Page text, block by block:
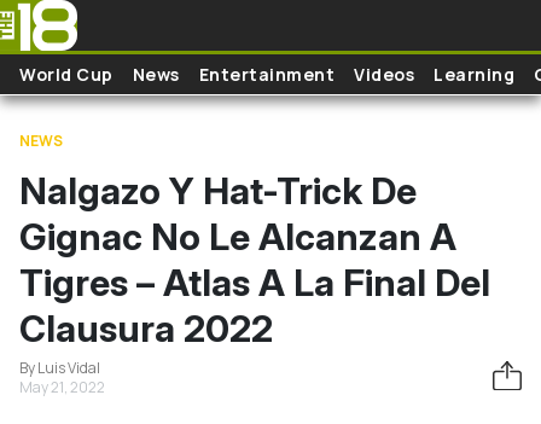
Skip to main content
World Cup News Entertainment Videos Learning
NEWS
Nalgazo Y Hat-Trick De
Gignac No Le Alcanzan A
Tigres – Atlas A La Final Del
Clausura 2022
By Luis Vidal
May 21, 2022